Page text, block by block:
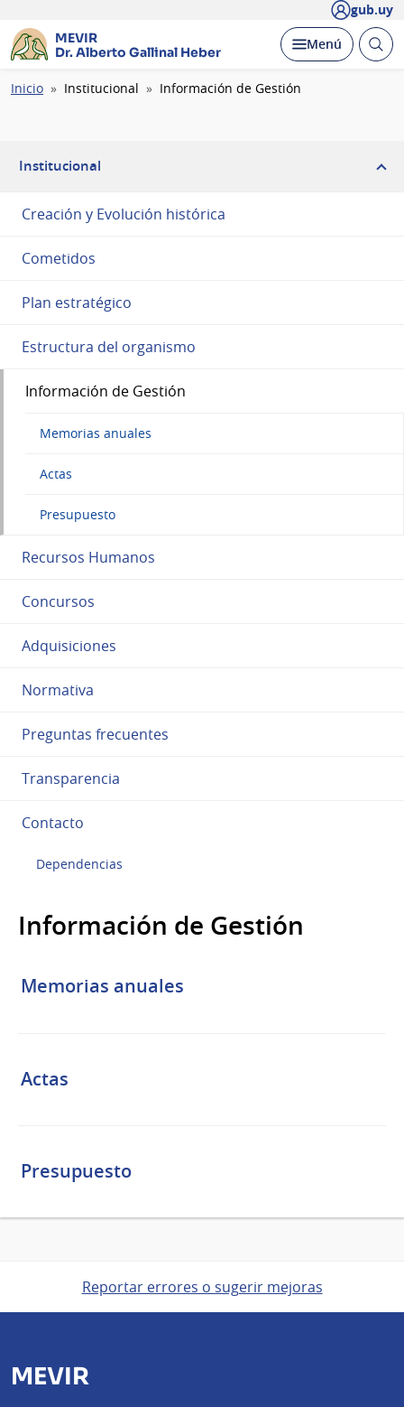
gub.uy
MEVIR
Dr. Alberto Gallinal Heber
Desplegar
Menú Abrir
Ruta
Inicio Institucional Información de Gestión
Institucional
Creación y Evolución histórica
Cometidos
Plan estratégico
Estructura del organismo
Información de Gestión
Memorias anuales
Actas
Presupuesto
Recursos Humanos
Concursos
Adquisiciones
Normativa
Preguntas frecuentes
Transparencia
Contacto
Dependencias
Información de Gestión
Memorias anuales
Actas
Presupuesto
Reportar errores o sugerir mejoras
MEVIR